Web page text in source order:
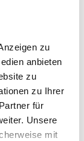
zu
anbieten
zu
zu Ihrer
für
Unsere
mit